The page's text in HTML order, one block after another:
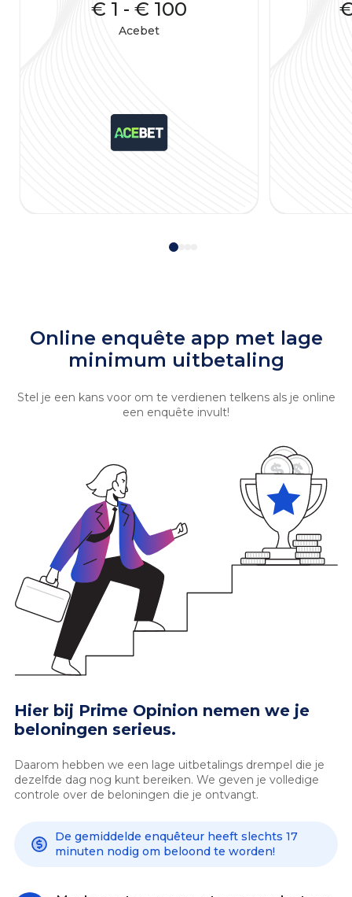
€ 1 -€ 100
Acebet
Online enquête app met lage
minimum uitbetaling
Stel je een kans voor om te verdienen telkens als je online
een enquête invult!
Hier bij Prime Opinion nemen we je
beloningen serieus.
Daarom hebben we een lage uitbetalings drempel die je
dezelfde dag nog kunt bereiken. We geven je volledige
controle over de beloningen die je ontvangt.
De gemiddelde enquêteur heeft slechts 17
minuten nodig om beloond te worden!